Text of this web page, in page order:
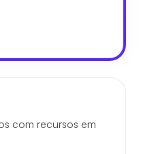
com recursos em